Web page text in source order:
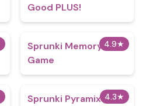
Good PLUS!
4.9★
Sprunki Memory
Game
4.3★
Sprunki Pyramix